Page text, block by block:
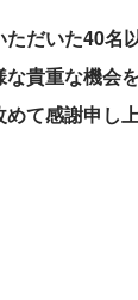
だいた40名
貴重な機会
て感謝申し